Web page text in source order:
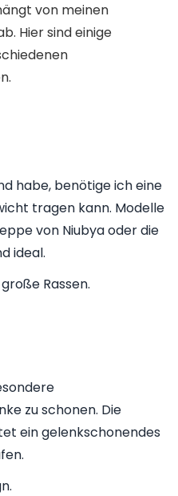
von meinen
Hier sind einige
habe, benötige ich eine
tragen kann. Modelle
von Niubya oder die
ideal.
Rassen.
zu schonen. Die
ein gelenkschonendes